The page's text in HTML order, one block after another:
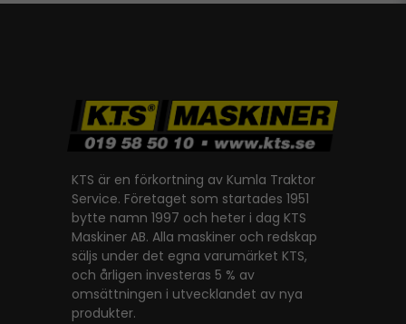
KTS är en förkortning av Kumla Traktor
Service. Företaget som startades 1951
bytte namn 1997 och heter i dag KTS
Maskiner AB. Alla maskiner och redskap
säljs under det egna varumärket KTS,
och årligen investeras 5 % av
omsättningen i utvecklandet av nya
produkter.